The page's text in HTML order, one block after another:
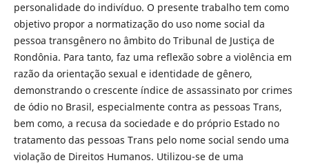
personalidade do indivíduo. O presente trabalho tem como
objetivo propor a normatização do uso nome social da
pessoa transgênero no âmbito do Tribunal de Justiça de
Rondônia. Para tanto, faz uma reflexão sobre a violência em
razão da orientação sexual e identidade de gênero,
demonstrando o crescente índice de assassinato por crimes
de ódio no Brasil, especialmente contra as pessoas Trans,
bem como, a recusa da sociedade e do próprio Estado no
tratamento das pessoas Trans pelo nome social sendo uma
violação de Direitos Humanos. Utilizou-se de uma